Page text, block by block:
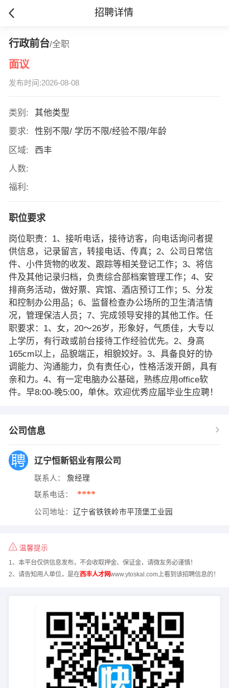
招聘详情
行政前台/全职
面议
发布时间:2026-08-08
类别:
其他类型
要求:
性别不限/ 学历不限/经验不限/年龄
区域:
西丰
人数:
福利:
职位要求
岗位职责：1、接听电话，接待访客，向电话询问者提
供信息，记录留言，转接电话、传真；2、公司日常信
件、小件货物的收发、跟踪等相关登记工作；3、将信
件及其他记录归档，负责综合部档案管理工作；4、安
排商务活动，做好票、宾馆、酒店预订工作；5、分发
和控制办公用品；6、监督检查办公场所的卫生清洁情
况，管理保洁人员；7、完成领导安排的其他工作。任
职要求：1、女，20～26岁，形象好，气质佳，大专以
上学历，有行政或前台接待工作经验优先。2、身高
165cm以上，品貌端正，相貌姣好。3、具备良好的协
调能力、沟通能力，负有责任心，性格活泼开朗，具有
亲和力。4、有一定电脑办公基础，熟练应用office软
件。早8:00-晚5:00，单休。欢迎优秀应届毕业生应聘！
公司信息
辽宁恒新铝业有限公司
联系人： 詹经理
联系电话： ****
公司地址： 辽宁省铁铁岭市平顶堡工业园
温馨提示
1、本平台仅供信息发布，不会收取押金、保证金，请微友务必谨慎！
2、请告知用人单位，是在西丰人才网www.ytoskal.com上看到该招聘信息的！